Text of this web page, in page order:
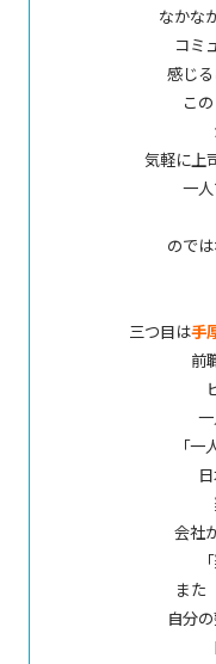
なかな
コミ
感じる
こ
気軽に上
一
ので
三つ目は手
前
「
会社
また
自分